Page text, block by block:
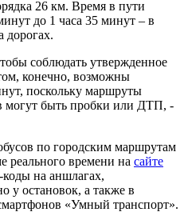
26 км. Время в пути
до 1 часа 35 минут – в
дорогах.
соблюдать утвержденное
конечно, возможны
поскольку маршруты
могут быть пробки или ДТП, -
по городским маршрутам
реального времени на сайте
коды на аншлагах,
у остановок, а также в
«Умный транспорт».